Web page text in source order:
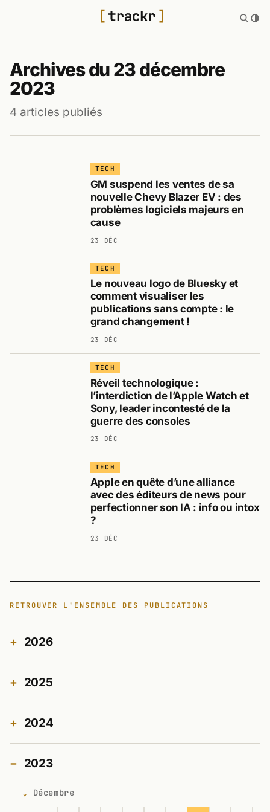
Archives du 23 décembre
2023
4 articles publiés
TECH
GM suspend les ventes de sa
nouvelle Chevy Blazer EV : des
problèmes logiciels majeurs en
cause
23 DÉC
TECH
Le nouveau logo de Bluesky et
comment visualiser les
publications sans compte : le
grand changement !
23 DÉC
TECH
Réveil technologique :
l’interdiction de l’Apple Watch et
Sony, leader incontesté de la
guerre des consoles
23 DÉC
TECH
Apple en quête d’une alliance
avec des éditeurs de news pour
perfectionner son IA : info ou intox
?
23 DÉC
RETROUVER L'ENSEMBLE DES PUBLICATIONS
2026
2025
2024
2023
Décembre